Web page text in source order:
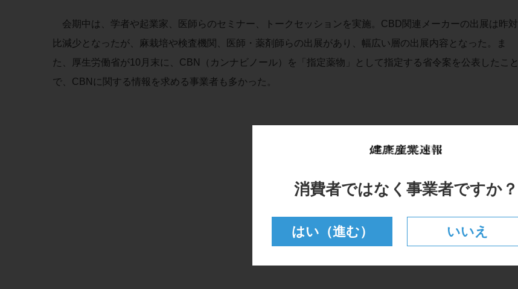
会期中は、学者や起業家、医師らのセミナー、トークセッションを実施。CBD関連メーカーの出展は昨対
比減少となったが、麻栽培や検査機関、医師・薬剤師らの出展があり、幅広い層の出展内容となった。ま
た、厚生労働省が10月末に、CBN（カンナビノール）を「指定薬物」として指定する省令案を公表したこと
で、CBNに関する情報を求める事業者も多かった。
消費者ではなく事業者ですか？
はい（進む） いいえ